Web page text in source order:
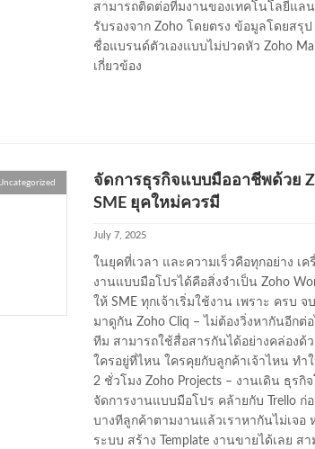
สามารถติดต่อทีมงานของเทคโนโลยีแล
รับรองจาก Zoho โดยตรง ข้อมูลโดยสรุ
ชื่อแบรนด์ตัวเองแบบไม่ปวดหัว Zoho
เกี่ยวข้อง
Uncategorized
จัดการธุรกิจแบบมืออาชีพด้วย
SME ยุคใหม่ควรมี
July 7, 2025
ในยุคที่เวลา และความเร็วคือทุกอย่าง เ
งานแบบมือโปรได้คือสิ่งจำเป็น Zoho
ให้ SME ทุกเจ้าเริ่มใช้งาน เพราะ ครบ
มาดูกัน Zoho Cliq – ไม่ต้องวิ่งหากันอีกต่
ทีม สามารถใช้สื่อสารกันได้อย่างคล่องด้
ใครอยู่ที่ไหน ใครคุยกับลูกค้าเจ้าไหน ท
2 ชั่วโมง Zoho Projects – งานเดิน ธุรกิ
จัดการงานแบบมือโปร คล้ายกับ Trello
บางทีลูกค้าตามงานแล้วเราหากันไม่เจอ
ระบบ สร้าง Template งานขายได้เลย ส